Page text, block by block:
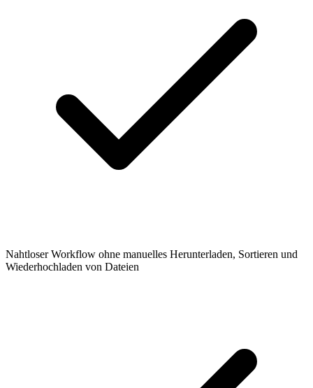
Nahtloser Workflow ohne manuelles Herunterladen, Sortieren und
Wiederhochladen von Dateien